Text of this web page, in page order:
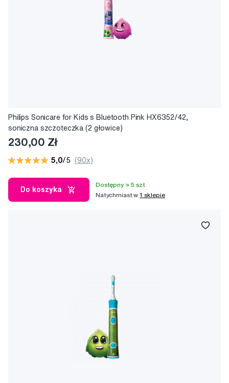
Philips Sonicare for Kids s Bluetooth Pink HX6352/42,
soniczna szczoteczka (2 głowice)
230,00 Zł
5,0/5 (90x)
Do koszyka
Dostępny > 5 szt
Natychmiast w1 sklepie